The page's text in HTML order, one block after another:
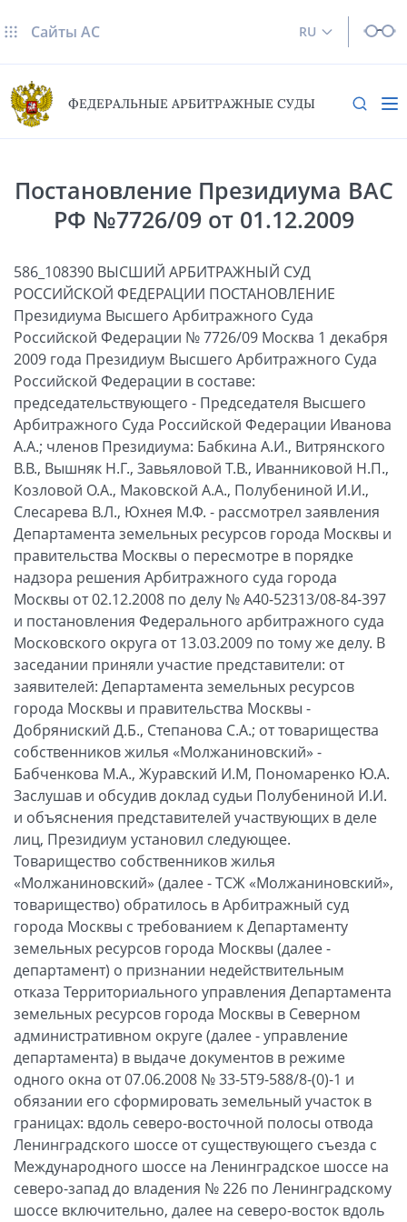
RU
Сайты AC
ФЕДЕРАЛЬНЫЕ АРБИТРАЖНЫЕ СУДЫ
Постановление Президиума ВАС
РФ №7726/09 от 01.12.2009
586_108390 ВЫСШИЙ АРБИТРАЖНЫЙ СУД
РОССИЙСКОЙ ФЕДЕРАЦИИ ПОСТАНОВЛЕНИЕ
Президиума Высшего Арбитражного Суда
Российской Федерации № 7726/09 Москва 1 декабря
2009 года Президиум Высшего Арбитражного Суда
Российской Федерации в составе:
председательствующего - Председателя Высшего
Арбитражного Суда Российской Федерации Иванова
А.А.; членов Президиума: Бабкина А.И., Витрянского
В.В., Вышняк Н.Г., Завьяловой Т.В., Иванниковой Н.П.,
Козловой О.А., Маковской А.А., Полубениной И.И.,
Слесарева В.Л., Юхнея М.Ф. - рассмотрел заявления
Департамента земельных ресурсов города Москвы и
правительства Москвы о пересмотре в порядке
надзора решения Арбитражного суда города
Москвы от 02.12.2008 по делу № А40-52313/08-84-397
и постановления Федерального арбитражного суда
Московского округа от 13.03.2009 по тому же делу. В
заседании приняли участие представители: от
заявителей: Департамента земельных ресурсов
города Москвы и правительства Москвы -
Добряниский Д.Б., Степанова С.А.; от товарищества
собственников жилья «Молжаниновский» -
Бабченкова М.А., Журавский И.М, Пономаренко Ю.А.
Заслушав и обсудив доклад судьи Полубениной И.И.
и объяснения представителей участвующих в деле
лиц, Президиум установил следующее.
Товарищество собственников жилья
«Молжаниновский» (далее - ТСЖ «Молжаниновский»,
товарищество) обратилось в Арбитражный суд
города Москвы с требованием к Департаменту
земельных ресурсов города Москвы (далее -
департамент) о признании недействительным
отказа Территориального управления Департамента
земельных ресурсов города Москвы в Северном
административном округе (далее - управление
департамента) в выдаче документов в режиме
одного окна от 07.06.2008 № 33-5Т9-588/8-(0)-1 и
обязании его сформировать земельный участок в
границах: вдоль северо-восточной полосы отвода
Ленинградского шоссе от существующего съезда с
Международного шоссе на Ленинградское шоссе на
северо-запад до владения № 226 по Ленинградскому
шоссе включительно, далее на северо-восток вдоль